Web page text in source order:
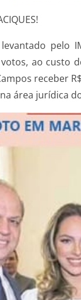
pelo
ao
receber
na área